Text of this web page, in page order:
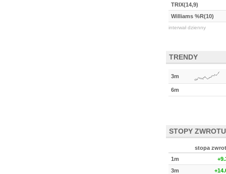
TRIX(14,9)
Williams %R(10)
interwał dzienny
TRENDY
3m
6m
STOPY ZWROTU
stopa
1m
3m